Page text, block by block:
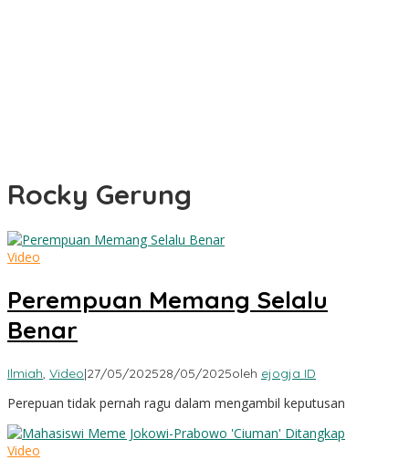
Rocky Gerung
Video
Perempuan Memang Selalu
Benar
Ilmiah, Video|27/05/202528/05/2025oleh ejogja ID
Perepuan tidak pernah ragu dalam mengambil keputusan
Video